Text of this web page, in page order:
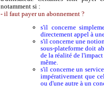
notamment si :
- il faut payer un abonnement ?
s'il concerne
directement appel à
s'il concerne une
sous-plateforme doit
de la réalité de
même.
s'il concerne un
impérativement que
ou d'une autre à un